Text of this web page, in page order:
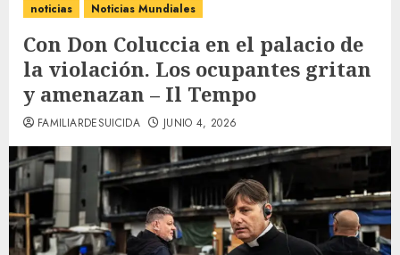
noticias Noticias Mundiales
Con Don Coluccia en el palacio de
la violación. Los ocupantes gritan
y amenazan – Il Tempo
FAMILIARDESUICIDA JUNIO 4, 2026